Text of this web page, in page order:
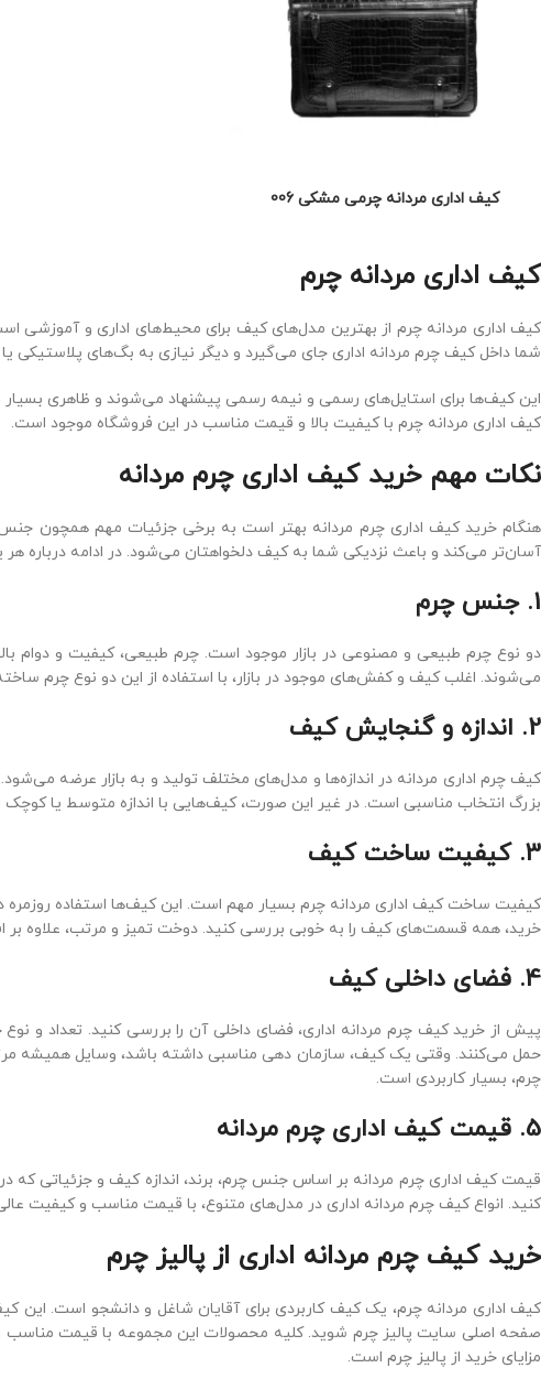
کیف اداری مردانه چرمی مشکی 006
کیف اداری مردانه چرم
کیف اداری مردانه چرم از بهترین مدل‌های کیف برای محیط‌های اداری و آموزشی
شما داخل کیف چرم مردانه اداری جای می‌گیرد و دیگر نیازی به بگ‌های پلاستیکی
این کیف‌ها برای استایل‌های رسمی و نیمه ‌رسمی پیشنهاد می‌شوند و ظاهری بسیار
کیف اداری مردانه چرم با کیفیت بالا و قیمت مناسب در این فروشگاه موجود است.
نکات مهم خرید کیف اداری چرم مردانه
هنگام خرید کیف اداری چرم مردانه بهتر است به برخی جزئیات مهم همچون
آسان‌تر می‌کند و باعث نزدیکی شما به کیف دلخواهتان می‌شود. در ادامه درباره هر
1. جنس چرم
دو نوع چرم طبیعی و مصنوعی در بازار موجود است. چرم طبیعی، کیفیت و دوام
می‌شوند. اغلب کیف و کفش‌های موجود در بازار، با استفاده از این دو نوع چرم
2. اندازه و گنجایش کیف
کیف چرم اداری مردانه در اندازه‌ها و مدل‌های مختلف تولید و به بازار عرضه
بزرگ انتخاب مناسبی است. در غیر این صورت، کیف‌هایی با اندازه متوسط یا کوچک
3. کیفیت ساخت کیف
کیفیت ساخت کیف اداری مردانه چرم بسیار مهم است. این کیف‌ها استفاده روزمره
خرید، همه قسمت‌های کیف را به خوبی بررسی کنید. دوخت تمیز و مرتب، علاوه بر
4. فضای داخلی کیف
پیش از خرید کیف چرم مردانه اداری، فضای داخلی آن را بررسی کنید. تعداد و
حمل می‌کنند. وقتی یک کیف، سازمان‌ دهی مناسبی داشته باشد، وسایل همیشه
چرم، بسیار کاربردی است.
5. قیمت کیف اداری چرم مردانه
قیمت کیف اداری چرم مردانه بر اساس جنس چرم، برند، اندازه کیف و جزئیاتی
کنید. انواع کیف چرم مردانه اداری در مدل‌های متنوع، با قیمت مناسب و کیفیت
خرید کیف چرم مردانه اداری از پالیز چرم
کیف اداری مردانه چرم، یک کیف کاربردی برای آقایان شاغل و دانشجو است. این
صفحه اصلی سایت پالیز چرم شوید. کلیه محصولات این مجموعه با قیمت
مزایای خرید از پالیز چرم است.